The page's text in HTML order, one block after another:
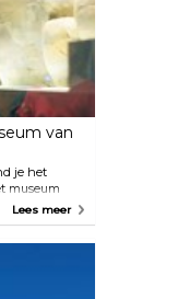
van
je het
museum
die dateren
Lees meer